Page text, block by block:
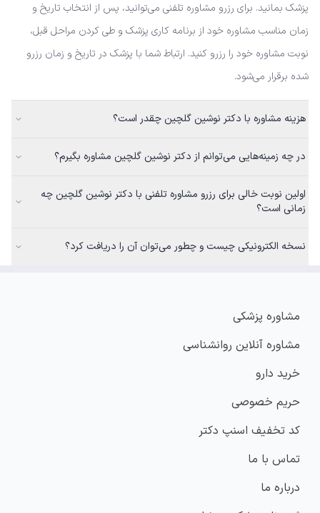
پزشک بمانید. برای رزرو مشاوره تلفنی می‌توانید، پس از انتخاب تاریخ و
زمان مناسب مشاوره خود از برنامه کاری پزشک و طی کردن مراحل قبل،
نوبت مشاوره خود را رزرو کنید. ارتباط شما با پزشک در تاریخ و زمان رزرو
شده برقرار می‌شود.
هزینه مشاوره با دکتر نوشین گلچین چقدر است؟
در چه زمینه‌هایی می‌توانم از دکتر نوشین گلچین مشاوره بگیرم؟
اولین نوبت خالی برای رزرو مشاوره تلفنی با دکتر نوشین گلچین چه
زمانی است؟
نسخه الکترونیکی چیست و چطور می‌توان آن را دریافت کرد؟
مشاوره پزشکی
مشاوره آنلاین روانشناسی
خرید دارو
حریم خصوصی
کد تخفیف اسنپ دکتر
تماس با ما
درباره ما